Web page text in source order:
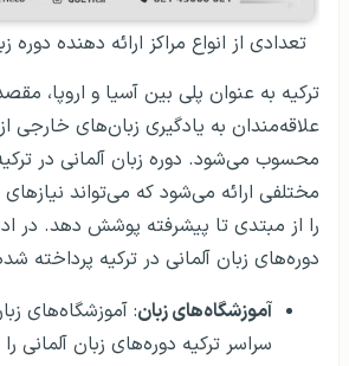
تعدادی از انواع مراکز ارائه دهنده دوره
ترکیه به عنوان پلی بین آسیا و اروپا،
علاقه‌مندان به یادگیری زبان‌های خارجی
محسوب می‌شود. دوره زبان آلمانی در
مختلفی ارائه می‌شود که می‌تواند نیازهای
را از مبتدی تا پیشرفته پوشش دهد. در
دوره‌های زبان آلمانی در ترکیه پرداخته
آموزشگاه‌های زبان: آموزشگاه‌های
سراسر ترکیه دوره‌های زبان آلمانی